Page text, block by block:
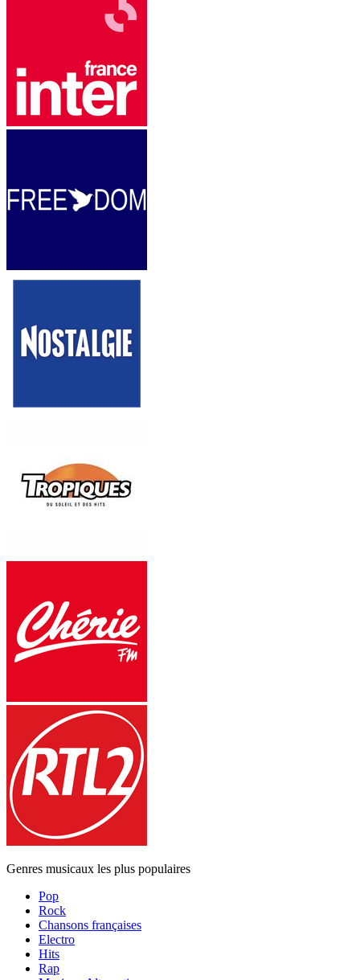
Genres musicaux les plus populaires
Pop
Rock
Chansons françaises
Electro
Hits
Rap